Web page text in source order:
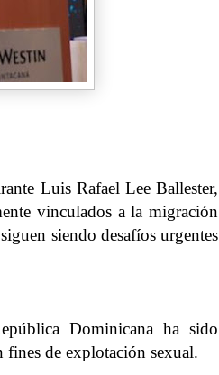
Luis Rafael Lee Ballester,
vinculados a la migración
siendo desafíos urgentes
Dominicana ha sido
fines de explotación sexual.